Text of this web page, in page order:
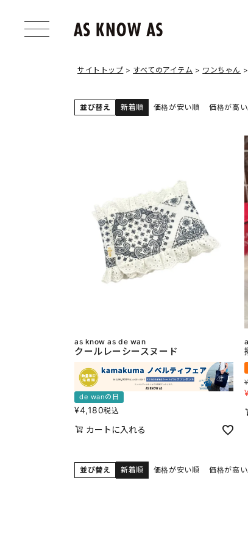
サイトトップ すべてのアイテム ワンちゃん
並び替え 新着順 価格が安い順 価格が高
as know as de wan
クールレーシースヌード
de wanの日
¥4,180税込
カートに入れる
¥
並び替え 新着順 価格が安い順 価格が高